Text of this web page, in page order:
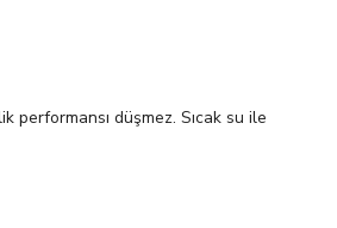
performansı düşmez. Sıcak su ile